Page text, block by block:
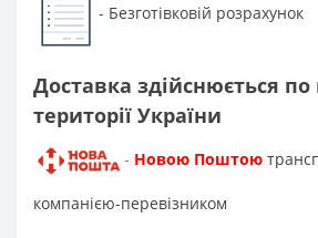
- Безготівковій розрахунок
Доставка здійснюється по
території України
- Новою Поштою
компанією-перевізником